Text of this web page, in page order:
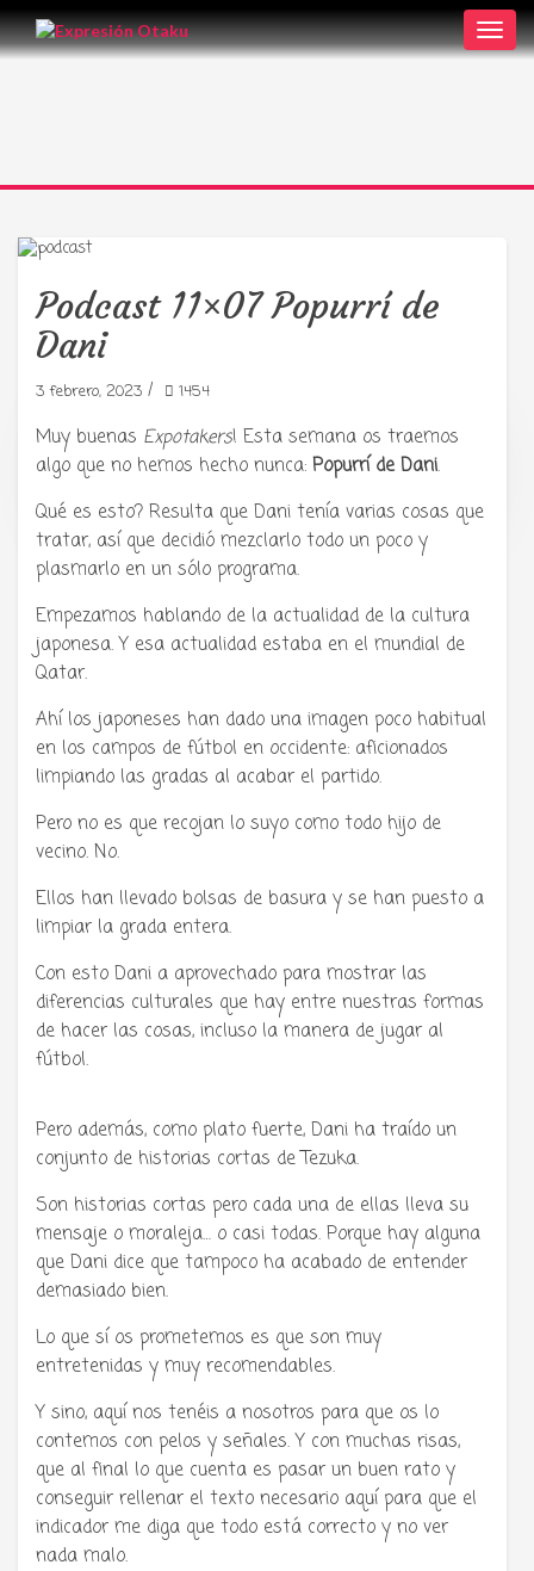
Tu radio y podcast sobre manga,
anime y cultura japonesa ツ
Podcast 11×07 Popurrí de
Dani
3 febrero, 2023 / 1454
Muy buenas Expotakers! Esta semana os traemos
algo que no hemos hecho nunca: Popurrí de Dani.
Qué es esto? Resulta que Dani tenía varias cosas que
tratar, así que decidió mezclarlo todo un poco y
plasmarlo en un sólo programa.
Empezamos hablando de la actualidad de la cultura
japonesa. Y esa actualidad estaba en el mundial de
Qatar.
Ahí los japoneses han dado una imagen poco habitual
en los campos de fútbol en occidente: aficionados
limpiando las gradas al acabar el partido.
Pero no es que recojan lo suyo como todo hijo de
vecino. No.
Ellos han llevado bolsas de basura y se han puesto a
limpiar la grada entera.
Con esto Dani a aprovechado para mostrar las
diferencias culturales que hay entre nuestras formas
de hacer las cosas, incluso la manera de jugar al
fútbol.
Pero además, como plato fuerte, Dani ha traído un
conjunto de historias cortas de Tezuka.
Son historias cortas pero cada una de ellas lleva su
mensaje o moraleja… o casi todas. Porque hay alguna
que Dani dice que tampoco ha acabado de entender
demasiado bien.
Lo que sí os prometemos es que son muy
entretenidas y muy recomendables.
Y sino, aquí nos tenéis a nosotros para que os lo
contemos con pelos y señales. Y con muchas risas,
que al final lo que cuenta es pasar un buen rato y
conseguir rellenar el texto necesario aquí para que el
indicador me diga que todo está correcto y no ver
nada malo.